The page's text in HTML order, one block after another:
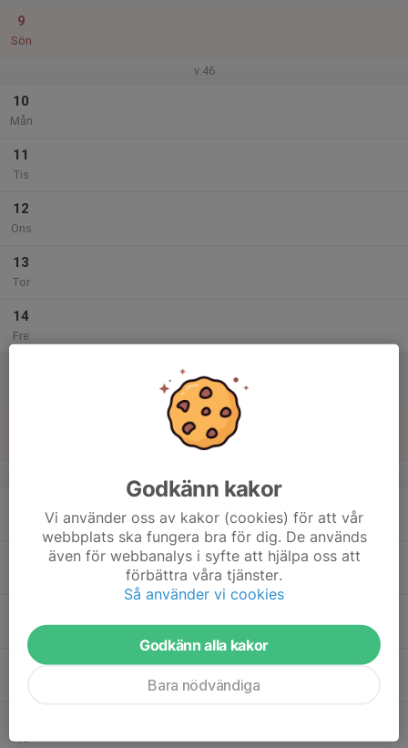
9
Sön
v.46
10
Mån
11
Tis
12
Ons
13
Tor
14
Fre
Ons
Fre
Godkänn kakor
Vi använder oss av kakor (cookies) för att vår
webbplats ska fungera bra för dig. De används
även för webbanalys i syfte att hjälpa oss att
förbättra våra tjänster.
Så använder vi cookies
Godkänn alla kakor
Bara nödvändiga